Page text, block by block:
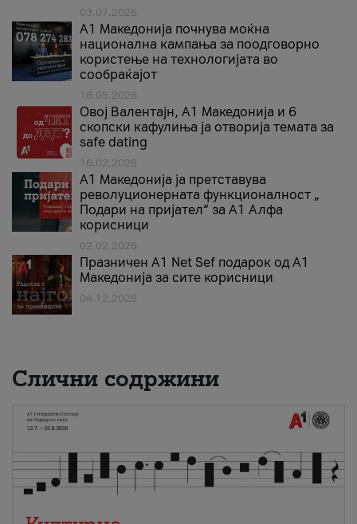
03.07.2026
A1 Македонија почнува моќна
национална кампања за поодговорно
користење на технологијата во
сообраќајот
18.05.2026
Овој Валентајн, A1 Македонија и 6
скопски кафулиња ја отворија темата за
safe dating
16.02.2026
А1 Македонија ја претставува
револуционерната функционалност „
Подари на пријател“ за А1 Алфа
корисници
02.02.2026
Празничен A1 Net Sеf подарок од А1
Македонија за сите корисници
04.12.2025
Слични содржини